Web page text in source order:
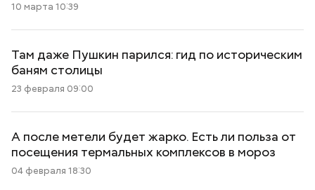
10 марта 10:39
Там даже Пушкин парился: гид по историческим
баням столицы
23 февраля 09:00
А после метели будет жарко. Есть ли польза от
посещения термальных комплексов в мороз
04 февраля 18:30